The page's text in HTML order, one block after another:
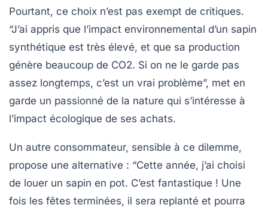
Pourtant, ce choix n’est pas exempt de critiques.
“J’ai appris que l’impact environnemental d’un sapin
synthétique est très élevé, et que sa production
génère beaucoup de CO2. Si on ne le garde pas
assez longtemps, c’est un vrai problème”, met en
garde un passionné de la nature qui s’intéresse à
l’impact écologique de ses achats.
Un autre consommateur, sensible à ce dilemme,
propose une alternative : “Cette année, j’ai choisi
de louer un sapin en pot. C’est fantastique ! Une
fois les fêtes terminées, il sera replanté et pourra